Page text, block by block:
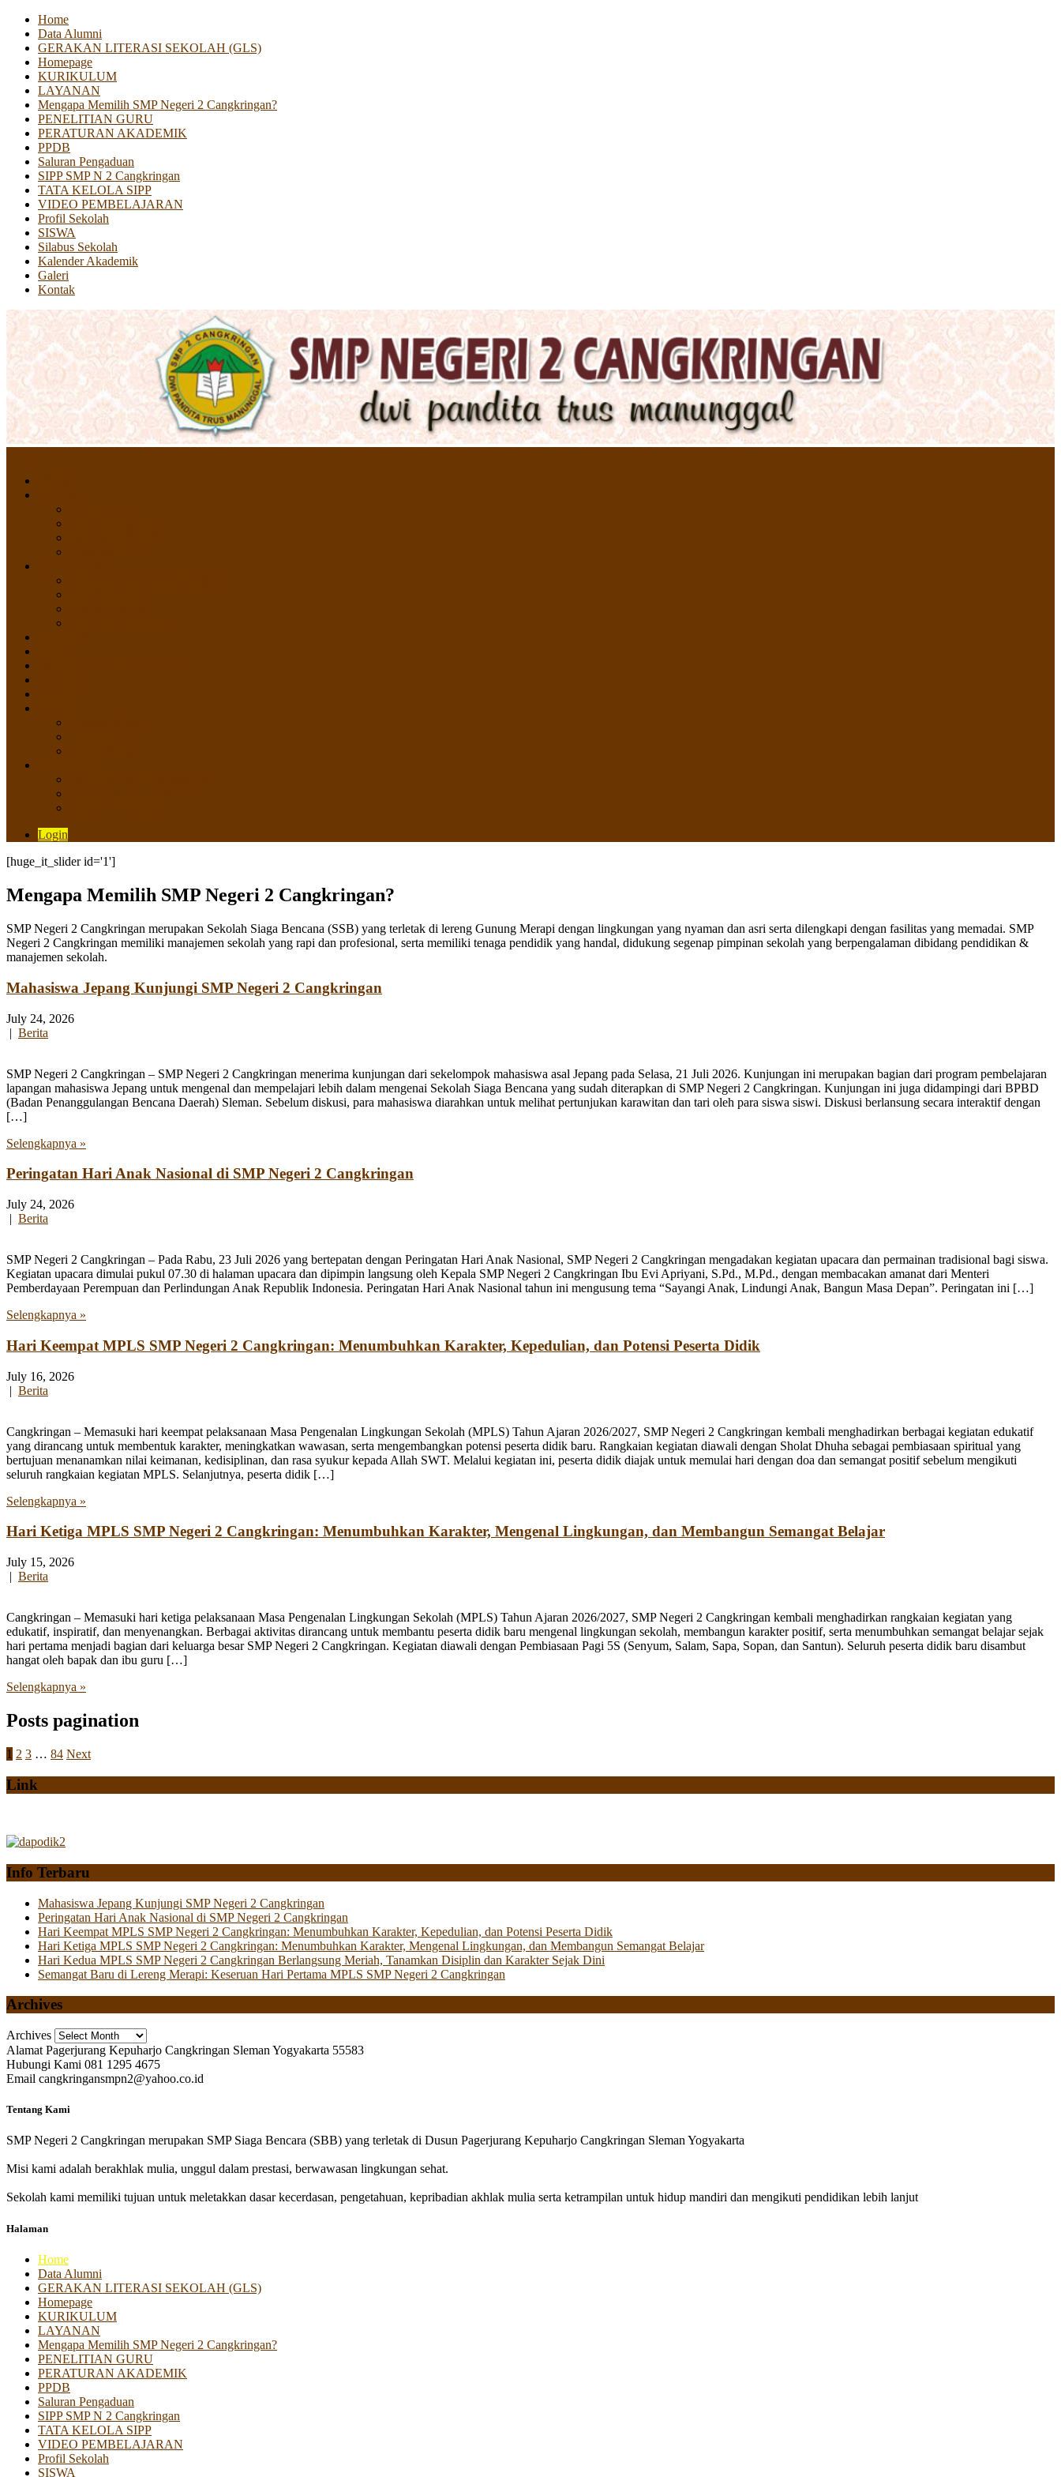
Home
Data Alumni
GERAKAN LITERASI SEKOLAH (GLS)
Homepage
KURIKULUM
LAYANAN
Mengapa Memilih SMP Negeri 2 Cangkringan?
PENELITIAN GURU
PERATURAN AKADEMIK
PPDB
Saluran Pengaduan
SIPP SMP N 2 Cangkringan
TATA KELOLA SIPP
VIDEO PEMBELAJARAN
Profil Sekolah
SISWA
Silabus Sekolah
Kalender Akademik
Galeri
Kontak
Login
[huge_it_slider id='1']
Mengapa Memilih SMP Negeri 2 Cangkringan?
SMP Negeri 2 Cangkringan merupakan Sekolah Siaga Bencana (SSB) yang terletak di lereng Gunung Merapi dengan lingkungan yang nyaman dan asri serta dilengkapi dengan fasilitas yang memadai. SMP
Negeri 2 Cangkringan memiliki manajemen sekolah yang rapi dan profesional, serta memiliki tenaga pendidik yang handal, didukung segenap pimpinan sekolah yang berpengalaman dibidang pendidikan &
manajemen sekolah.
Mahasiswa Jepang Kunjungi SMP Negeri 2 Cangkringan
July 24, 2026
| Berita
SMP Negeri 2 Cangkringan – SMP Negeri 2 Cangkringan menerima kunjungan dari sekelompok mahasiswa asal Jepang pada Selasa, 21 Juli 2026. Kunjungan ini merupakan bagian dari program pembelajaran
lapangan mahasiswa Jepang untuk mengenal dan mempelajari lebih dalam mengenai Sekolah Siaga Bencana yang sudah diterapkan di SMP Negeri 2 Cangkringan. Kunjungan ini juga didampingi dari BPBD
(Badan Penanggulangan Bencana Daerah) Sleman. Sebelum diskusi, para mahasiswa diarahkan untuk melihat pertunjukan karawitan dan tari oleh para siswa siswi. Diskusi berlansung secara interaktif dengan
[…]
Selengkapnya »
Peringatan Hari Anak Nasional di SMP Negeri 2 Cangkringan
July 24, 2026
| Berita
SMP Negeri 2 Cangkringan – Pada Rabu, 23 Juli 2026 yang bertepatan dengan Peringatan Hari Anak Nasional, SMP Negeri 2 Cangkringan mengadakan kegiatan upacara dan permainan tradisional bagi siswa.
Kegiatan upacara dimulai pukul 07.30 di halaman upacara dan dipimpin langsung oleh Kepala SMP Negeri 2 Cangkringan Ibu Evi Apriyani, S.Pd., M.Pd., dengan membacakan amanat dari Menteri
Pemberdayaan Perempuan dan Perlindungan Anak Republik Indonesia. Peringatan Hari Anak Nasional tahun ini mengusung tema “Sayangi Anak, Lindungi Anak, Bangun Masa Depan”. Peringatan ini […]
Selengkapnya »
Hari Keempat MPLS SMP Negeri 2 Cangkringan: Menumbuhkan Karakter, Kepedulian, dan Potensi Peserta Didik
July 16, 2026
| Berita
Cangkringan – Memasuki hari keempat pelaksanaan Masa Pengenalan Lingkungan Sekolah (MPLS) Tahun Ajaran 2026/2027, SMP Negeri 2 Cangkringan kembali menghadirkan berbagai kegiatan edukatif
yang dirancang untuk membentuk karakter, meningkatkan wawasan, serta mengembangkan potensi peserta didik baru. Rangkaian kegiatan diawali dengan Sholat Dhuha sebagai pembiasaan spiritual yang
bertujuan menanamkan nilai keimanan, kedisiplinan, dan rasa syukur kepada Allah SWT. Melalui kegiatan ini, peserta didik diajak untuk memulai hari dengan doa dan semangat positif sebelum mengikuti
seluruh rangkaian kegiatan MPLS. Selanjutnya, peserta didik […]
Selengkapnya »
Hari Ketiga MPLS SMP Negeri 2 Cangkringan: Menumbuhkan Karakter, Mengenal Lingkungan, dan Membangun Semangat Belajar
July 15, 2026
| Berita
Cangkringan – Memasuki hari ketiga pelaksanaan Masa Pengenalan Lingkungan Sekolah (MPLS) Tahun Ajaran 2026/2027, SMP Negeri 2 Cangkringan kembali menghadirkan rangkaian kegiatan yang
edukatif, inspiratif, dan menyenangkan. Berbagai aktivitas dirancang untuk membantu peserta didik baru mengenal lingkungan sekolah, membangun karakter positif, serta menumbuhkan semangat belajar sejak
hari pertama menjadi bagian dari keluarga besar SMP Negeri 2 Cangkringan. Kegiatan diawali dengan Pembiasaan Pagi 5S (Senyum, Salam, Sapa, Sopan, dan Santun). Seluruh peserta didik baru disambut
hangat oleh bapak dan ibu guru […]
Selengkapnya »
Posts pagination
1 2 3 … 84 Next
Link
Info Terbaru
Mahasiswa Jepang Kunjungi SMP Negeri 2 Cangkringan
Peringatan Hari Anak Nasional di SMP Negeri 2 Cangkringan
Hari Keempat MPLS SMP Negeri 2 Cangkringan: Menumbuhkan Karakter, Kepedulian, dan Potensi Peserta Didik
Hari Ketiga MPLS SMP Negeri 2 Cangkringan: Menumbuhkan Karakter, Mengenal Lingkungan, dan Membangun Semangat Belajar
Hari Kedua MPLS SMP Negeri 2 Cangkringan Berlangsung Meriah, Tanamkan Disiplin dan Karakter Sejak Dini
Semangat Baru di Lereng Merapi: Keseruan Hari Pertama MPLS SMP Negeri 2 Cangkringan
Archives
Archives
Alamat Pagerjurang Kepuharjo Cangkringan Sleman Yogyakarta 55583
Hubungi Kami 081 1295 4675
Email cangkringansmpn2@yahoo.co.id
Tentang Kami
SMP Negeri 2 Cangkringan merupakan SMP Siaga Bencara (SBB) yang terletak di Dusun Pagerjurang Kepuharjo Cangkringan Sleman Yogyakarta
Misi kami adalah berakhlak mulia, unggul dalam prestasi, berwawasan lingkungan sehat.
Sekolah kami memiliki tujuan untuk meletakkan dasar kecerdasan, pengetahuan, kepribadian akhlak mulia serta ketrampilan untuk hidup mandiri dan mengikuti pendidikan lebih lanjut
Halaman
Home
Data Alumni
GERAKAN LITERASI SEKOLAH (GLS)
Homepage
KURIKULUM
LAYANAN
Mengapa Memilih SMP Negeri 2 Cangkringan?
PENELITIAN GURU
PERATURAN AKADEMIK
PPDB
Saluran Pengaduan
SIPP SMP N 2 Cangkringan
TATA KELOLA SIPP
VIDEO PEMBELAJARAN
Profil Sekolah
SISWA